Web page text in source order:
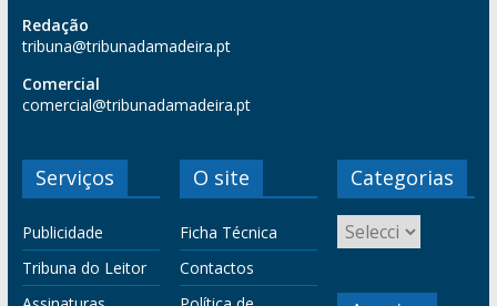
Redação
tribuna@tribunadamadeira.pt
Comercial
comercial@tribunadamadeira.pt
Serviços
Publicidade
Tribuna do Leitor
O site
Ficha Técnica
Contactos
Categorias